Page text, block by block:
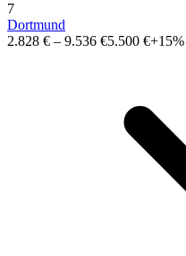
7
Dortmund
2.828 € – 9.536 €5.500 €+15%